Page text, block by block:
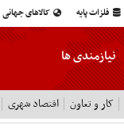
فلزات پایه کالاهای جهانی
نیازمندی ها
کار و تعاون اقتصاد شهری